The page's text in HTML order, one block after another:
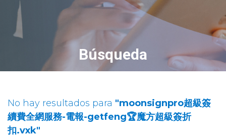
Búsqueda
No hay resultados para "moonsignpro超級簽
續費全網服務-電報-getfeng🏆魔方超級簽折
扣.vxk"